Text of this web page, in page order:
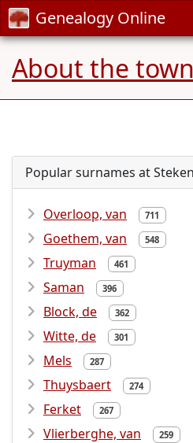
Genealogy Online
About the town
Popular surnames at
Overloop, van 711
Goethem, van 548
Truyman 461
Saman 396
Block, de 362
Witte, de 301
Mels 287
Thuysbaert 274
Ferket 267
Vlierberghe, van 259